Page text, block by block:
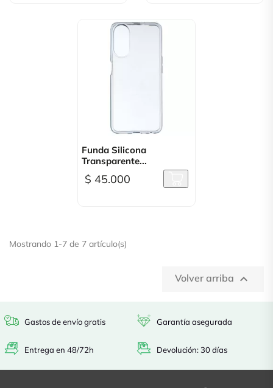
Funda Silicona
Transparente...
$ 45.000
Mostrando 1-7 de 7 artículo(s)
Volver arriba 
Gastos de envío gratis
Entrega en 48/72h
Garantía asegurada
Devolución: 30 días